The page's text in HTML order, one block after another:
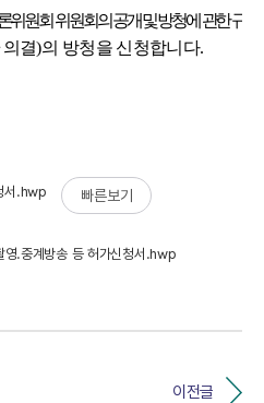
서.hwp 빠른보기
영.중계방송 등 허가신청서.hwp
이전글